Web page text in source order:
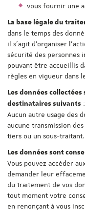
vous fournir une
La base légale du
dans le temps des
il s'agit d'organiser
sécurité des personnes
pouvant être accueillis
règles en vigueur dans
Les données
destinataires suivants
Aucun autre usage des
aucune transmission
tiers ou un sous-traitant.
Les données sont
Vous pouvez accéder
demander leur
du traitement de vos
tout moment votre
en renonçant à vous